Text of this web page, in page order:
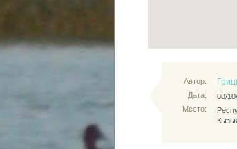
Автор:
Дата:
Место:
08/